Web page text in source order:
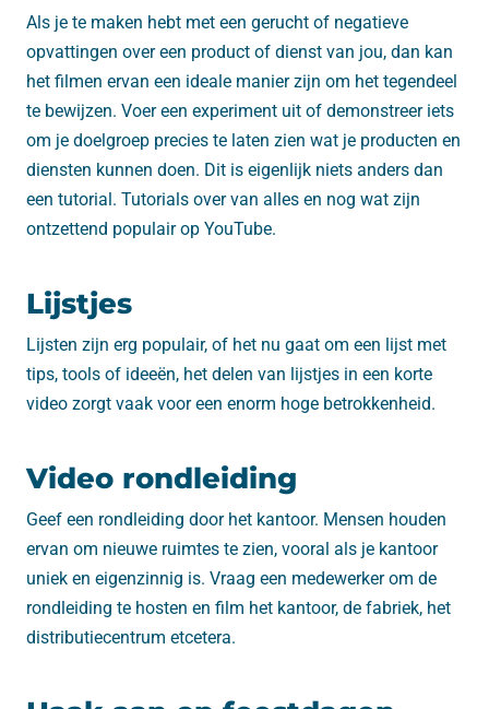
Als je te maken hebt met een gerucht of negatieve
opvattingen over een product of dienst van jou, dan kan
het filmen ervan een ideale manier zijn om het tegendeel
te bewijzen. Voer een experiment uit of demonstreer iets
om je doelgroep precies te laten zien wat je producten en
diensten kunnen doen. Dit is eigenlijk niets anders dan
een tutorial. Tutorials over van alles en nog wat zijn
ontzettend populair op YouTube.
Lijstjes
Lijsten zijn erg populair, of het nu gaat om een ​​lijst met
tips, tools of ideeën, het delen van lijstjes in een korte
video zorgt vaak voor een enorm hoge betrokkenheid.
Video rondleiding
Geef een rondleiding door het kantoor. Mensen houden
ervan om nieuwe ruimtes te zien, vooral als je kantoor
uniek en eigenzinnig is. Vraag een medewerker om de
rondleiding te hosten en film het kantoor, de fabriek, het
distributiecentrum etcetera.